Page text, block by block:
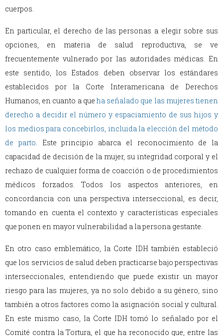
cuerpos.
En particular, el derecho de las personas a elegir sobre sus
opciones, en materia de salud reproductiva, se ve
frecuentemente vulnerado por las autoridades médicas. En
este sentido, los Estados deben observar los estándares
establecidos por la Corte Interamericana de Derechos
Humanos, en cuanto a que ha señalado que las mujeres tienen
derecho a decidir el número y espaciamiento de sus hijos y
los medios para concebirlos, incluida la elección del método
de parto. Este principio abarca el reconocimiento de la
capacidad de decisión de la mujer, su integridad corporal y el
rechazo de cualquier forma de coacción o de procedimientos
médicos forzados. Todos los aspectos anteriores, en
concordancia con una perspectiva interseccional, es decir,
tomando en cuenta el contexto y características especiales
que ponen en mayor vulnerabilidad a la persona gestante.
En otro caso emblemático, la Corte IDH también estableció
que los servicios de salud deben practicarse bajo perspectivas
interseccionales, entendiendo que puede existir un mayor
riesgo para las mujeres, ya no solo debido a su género, sino
también a otros factores como la asignación social y cultural.
En este mismo caso, la Corte IDH tomó lo señalado por el
Comité contra la Tortura, el que ha reconocido que, entre las